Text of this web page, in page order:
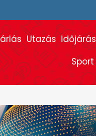
Utazás Időjárás
Sport